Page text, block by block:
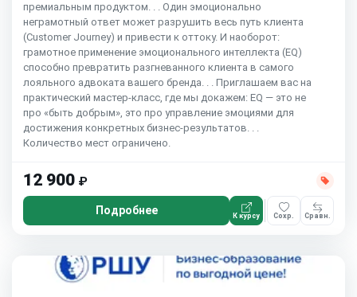
премиальным продуктом. . . Один эмоционально
неграмотный ответ может разрушить весь путь клиента
(Customer Journey) и привести к оттоку. И наоборот:
грамотное применение эмоционального интеллекта (EQ)
способно превратить разгневанного клиента в самого
лояльного адвоката вашего бренда. . . Приглашаем вас на
практический мастер-класс, где мы докажем: EQ — это не
про «быть добрым», это про управление эмоциями для
достижения конкретных бизнес-результатов. . .
Количество мест ограничено.
12 900 ₽
Подробнее К курсу Сохр. Сравн.